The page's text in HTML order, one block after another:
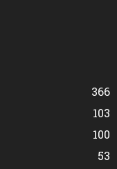
366
103
100
53